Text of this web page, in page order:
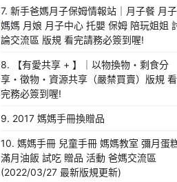
7. 新手爸媽月子保姆情報站｜月子餐 月子
媽媽 月娘 月子中心 托嬰 保姆 陪玩姐姐
論交流區 版規 看完請務必簽到喔!
8. 【有愛共享 + 】｜以物換物・剩食分
享・徵物・資源共享（嚴禁買賣）版規 看
完務必簽到喔!
9. 2017 媽媽手冊換贈品
10. 媽媽手冊 兒童手冊 媽媽教室 彌月蛋
滿月油飯 試吃 贈品 活動 爸媽交流區
(2022/03/27 最新版規更新)